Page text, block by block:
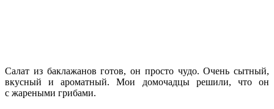
Салат из баклажанов готов, он просто чудо. Очень сытный,
вкусный и ароматный. Мои домочадцы решили, что он
с жареными грибами.